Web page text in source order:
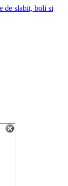
de slabit, boli si